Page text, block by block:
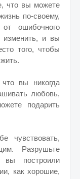
что вы можете
по-своему,
ошибочного
изменить, и вы
того, чтобы
вы никогда
любовь,
подарить
чувствовать,
Разрушьте
вы построили
как хорошие,